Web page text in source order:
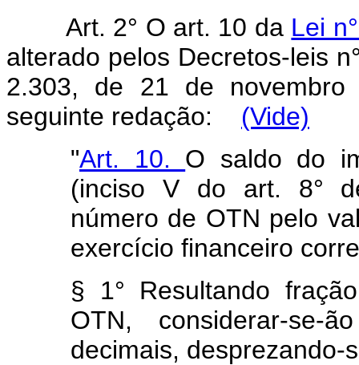
Art. 2° O art. 10 da Lei
alterado pelos Decretos-leis
2.303, de 21 de
seguinte redação:
(Vide)
"Art. 10. O saldo do
(inciso V do art. 8°
número de OTN pelo
exercício financeiro
§ 1° Resultando
OTN, considerar-se-
decimais, desprezando-